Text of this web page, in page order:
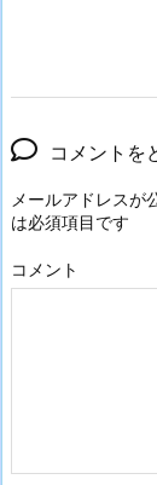
コメントを
メールアドレスが
は必須項目です
コメント